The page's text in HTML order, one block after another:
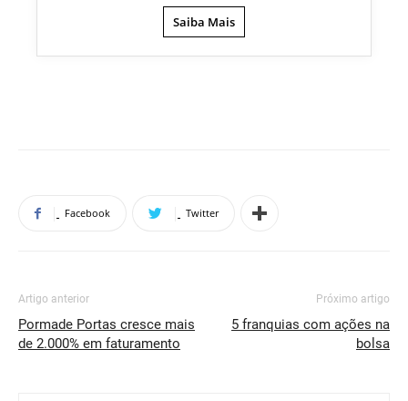
Saiba Mais
Facebook Twitter
Artigo anterior
Pormade Portas cresce mais
de 2.000% em faturamento
Próximo artigo
5 franquias com ações na
bolsa